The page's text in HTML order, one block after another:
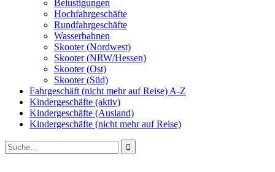
Belustigungen
Hochfahrgeschäfte
Rundfahrgeschäfte
Wasserbahnen
Skooter (Nordwest)
Skooter (NRW/Hessen)
Skooter (Ost)
Skooter (Süd)
Fahrgeschäft (nicht mehr auf Reise) A-Z
Kindergeschäfte (aktiv)
Kindergeschäfte (Ausland)
Kindergeschäfte (nicht mehr auf Reise)